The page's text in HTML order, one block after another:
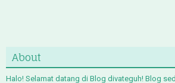
About
Halo! Selamat datang di Blog divateguh! Blog